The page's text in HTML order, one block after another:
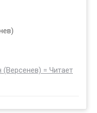
= Читает